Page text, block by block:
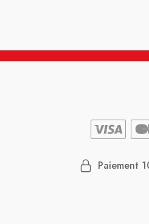
Paiement